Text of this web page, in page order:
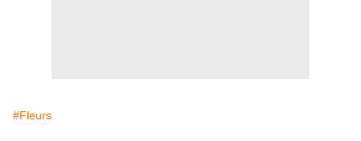
#Fleurs